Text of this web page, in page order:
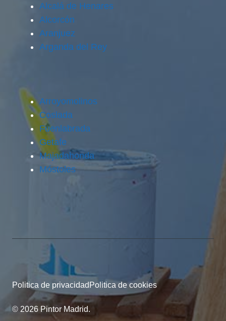
Alcalá de Henares
Alcorcón
Aranjuez
Arganda del Rey
Arroyomolinos
Coslada
Fuenlabrada
Getafe
Majadahonda
Móstoles
© 2026 Pintor Madrid.
Politica de privacidad Politica de cookies